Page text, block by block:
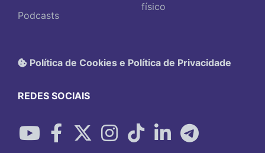
Podcasts
físico
Política de Cookies e Política de Privacidade
REDES SOCIAIS